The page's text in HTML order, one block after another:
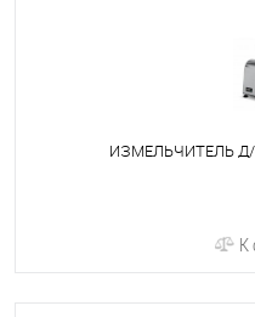
ИЗМЕЛЬЧИТЕЛЬ Д/
К